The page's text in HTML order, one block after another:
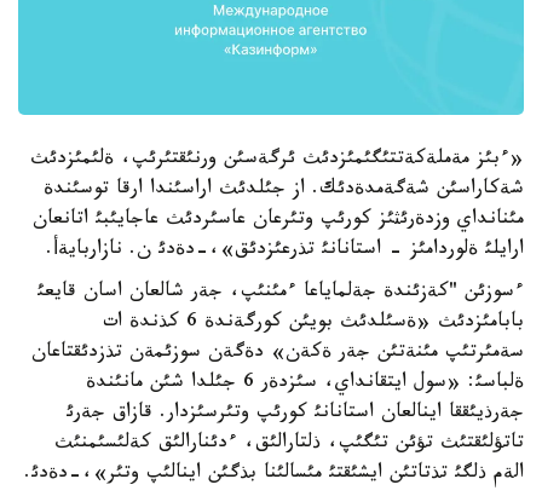
«ءبئز مةملةكةتتئگئمئزدئث ئرگةسئن ورنئقتئرئپ، ةلئمئزدئث
شةكاراسئن شةگةمدةدئك. از جئلدئث اراسئندا ارقا توسئندة
مئنانداي وزدةرئثئز كورئپ وتئرعان عاسئردئث عاجايئبئ اتانعان
ارايلئ ةلوردامئز - استانانئ تذرعئزدئق»،-دةدئ ن. نازاربايةأ.
ءسوزئن "كةزئندة جةلماياعا ءمئنئپ، جةر شالعان اسان قايعئ
بابامئزدئث «ةسئلدئث بويئن كورگةندة 6 كذندة ات
سةمئرتئپ مئنةتئن جةر ةكةن» دةگةن سوزئمةن تذزدئقتاعان
ةلباسئ: «سول ايتقانداي، سئزدةر 6 جئلدا شئن مانئندة
جةرذيئققا اينالعان استانانئ كورئپ وتئرسئزدار. قازاق جةرئ
تاتؤلئقتئث تؤئن تئگئپ، ذلتارالئق، ءدئنارالئق كةلئسئمنئث
الةم ذلگئ تذتاتئن ايشئقتئ مئسالئنا بذگئن اينالئپ وتئر»،-دةدئ.